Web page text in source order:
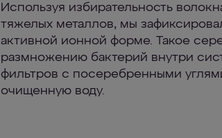
Используя избирательность
тяжелых металлов, мы
активной ионной форме. Такое
размножению бактерий внутри
фильтров с посеребренными
очищенную воду.